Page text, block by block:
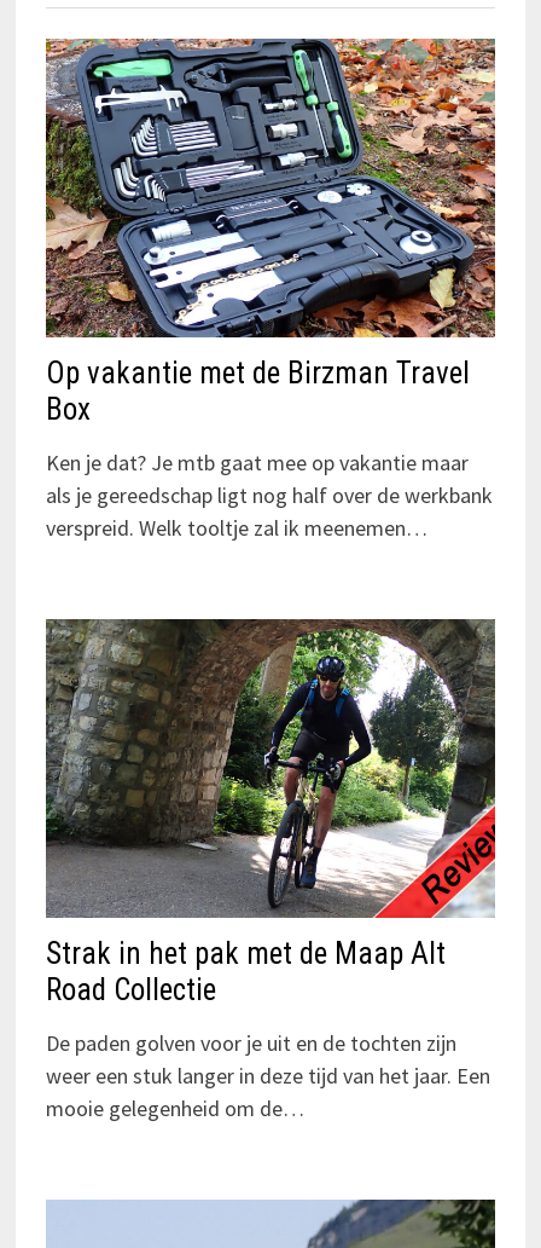
Op vakantie met de Birzman Travel
Box
Ken je dat? Je mtb gaat mee op vakantie maar
als je gereedschap ligt nog half over de werkbank
verspreid. Welk tooltje zal ik meenemen…
Strak in het pak met de Maap Alt
Road Collectie
De paden golven voor je uit en de tochten zijn
weer een stuk langer in deze tijd van het jaar. Een
mooie gelegenheid om de…